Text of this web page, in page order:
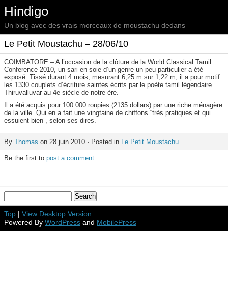
Hindigo
Un blog avec des vrais morceaux de moustachu dedans
Le Petit Moustachu – 28/06/10
COIMBATORE – A l’occasion de la clôture de la World Classical Tamil
Conference 2010, un sari en soie d’un genre un peu particulier a été
exposé. Tissé durant 4 mois, mesurant 6,25 m sur 1,22 m, il a pour motif
les 1330 couplets d’écriture saintes écrits par le poète tamil légendaire
Thiruvalluvar au 4e siècle de notre ère.
Il a été acquis pour 100 000 roupies (2135 dollars) par une riche ménagère
de la ville. Qui en a fait une vingtaine de chiffons “très pratiques et qui
essuient bien”, selon ses dires.
By Thomas on 28 juin 2010 · Posted in Le Petit Moustachu
Be the first to post a comment.
Top | View Desktop Version
Powered By WordPress and MobilePress